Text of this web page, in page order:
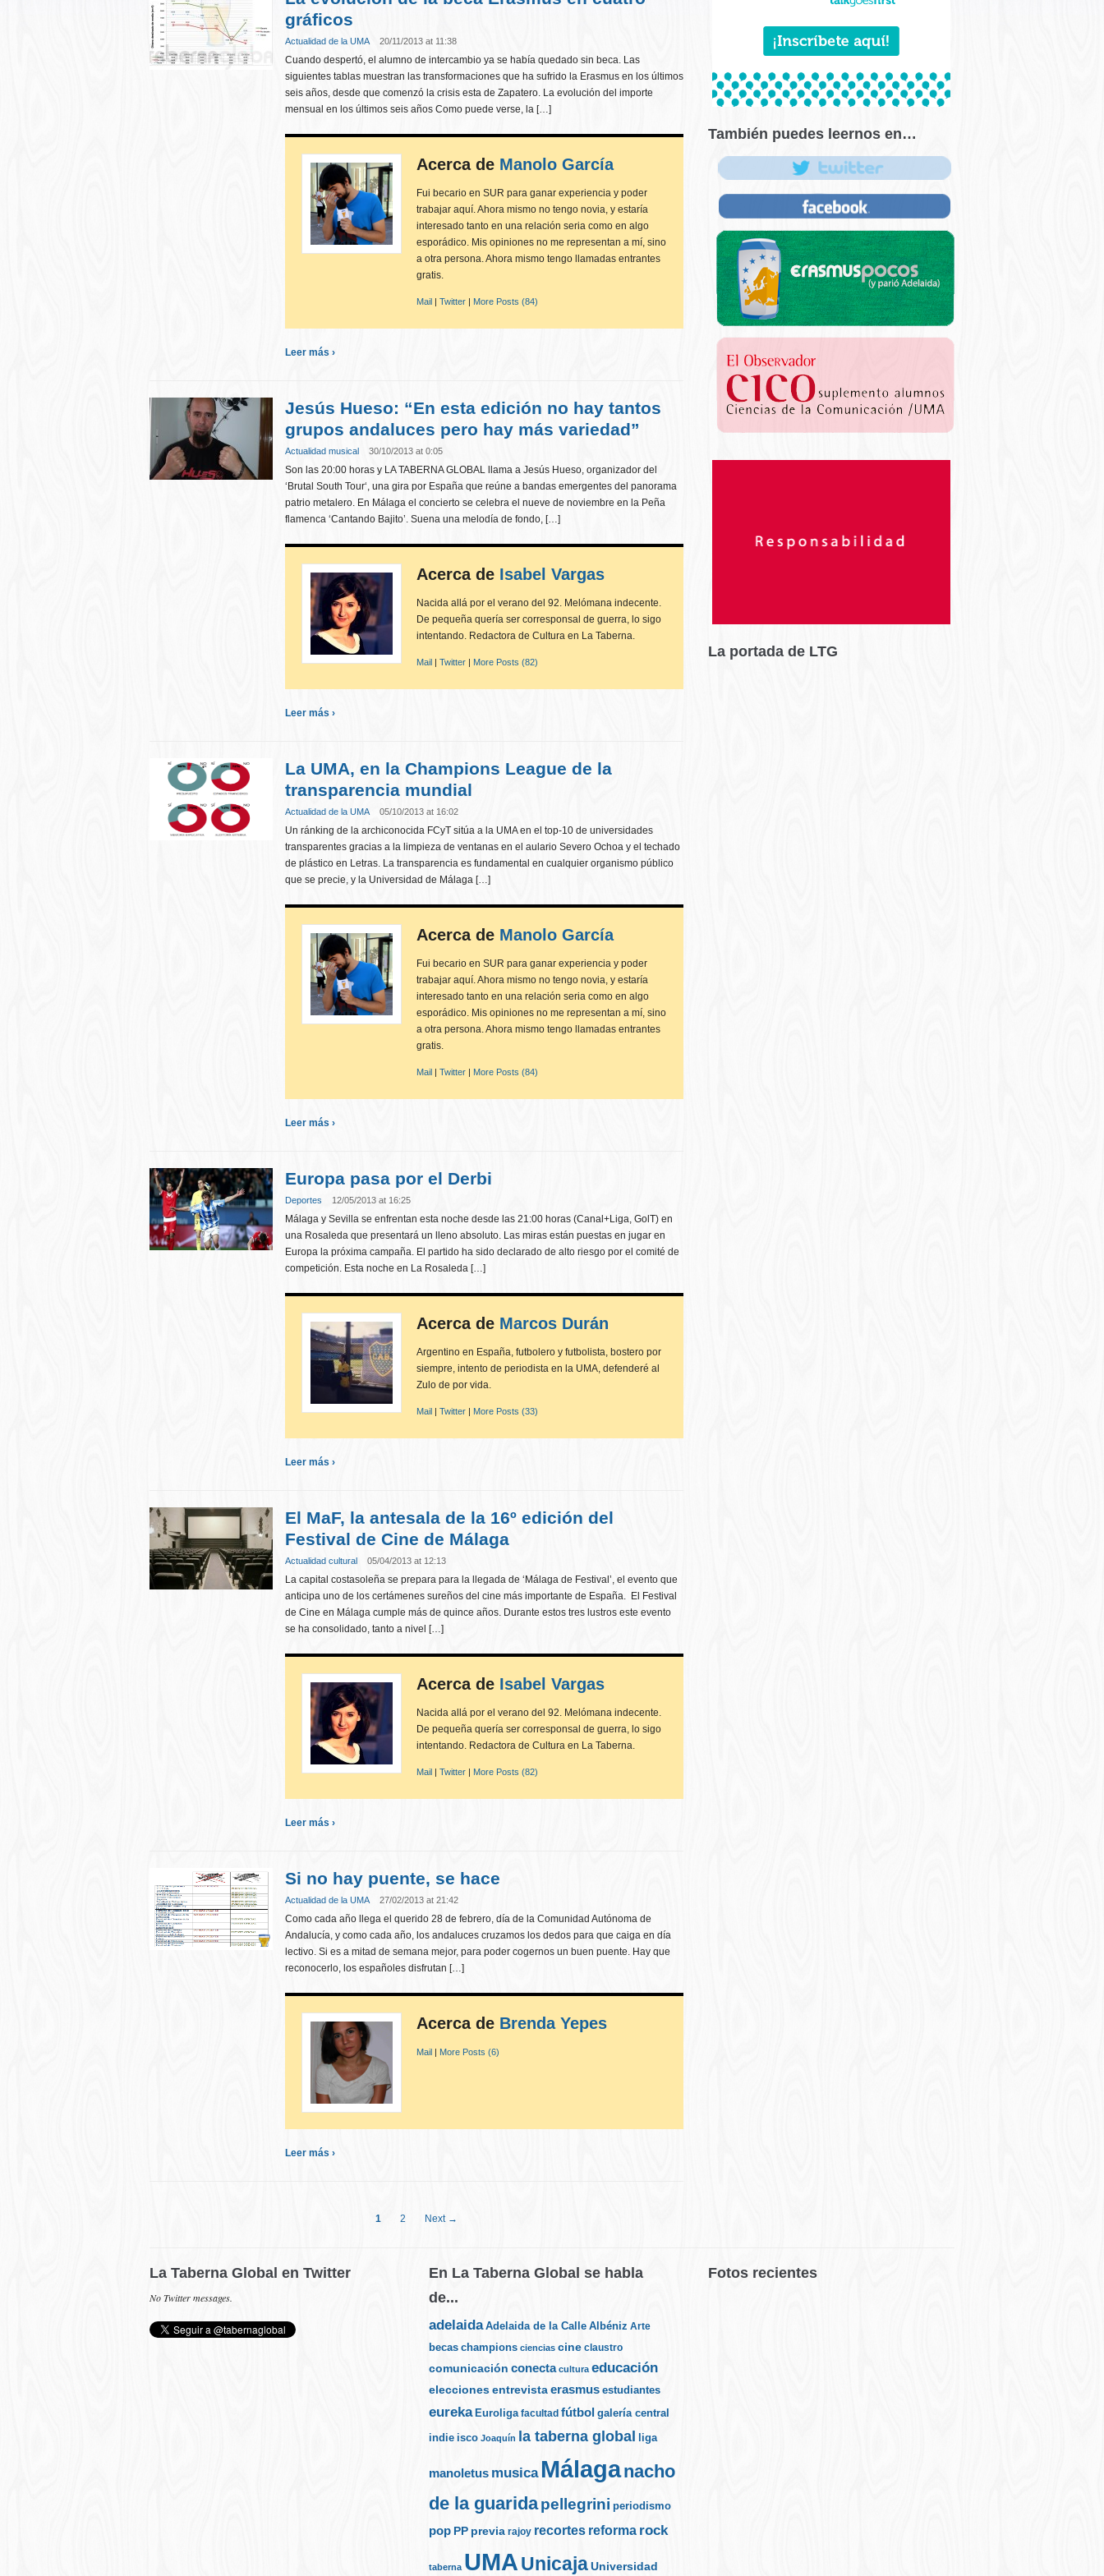
gráficos
Actualidad de la UMA 20/11/2013 at 11:38
Cuando despertó, el alumno de intercambio ya se había quedado sin beca. Las
siguientes tablas muestran las transformaciones que ha sufrido la Erasmus en los últimos
seis años, desde que comenzó la crisis esta de Zapatero. La evolución del importe
mensual en los últimos seis años Como puede verse, la […]
Acerca de Manolo García
Fui becario en SUR para ganar experiencia y poder
trabajar aquí. Ahora mismo no tengo novia, y estaría
interesado tanto en una relación seria como en algo
esporádico. Mis opiniones no me representan a mí, sino
a otra persona. Ahora mismo tengo llamadas entrantes
gratis.
Mail | Twitter | More Posts (84)
Leer más ›
Jesús Hueso: “En esta edición no hay tantos
grupos andaluces pero hay más variedad”
Actualidad musical 30/10/2013 at 0:05
Son las 20:00 horas y LA TABERNA GLOBAL llama a Jesús Hueso, organizador del
‘Brutal South Tour‘, una gira por España que reúne a bandas emergentes del panorama
patrio metalero. En Málaga el concierto se celebra el nueve de noviembre en la Peña
flamenca ‘Cantando Bajito’. Suena una melodía de fondo, […]
Acerca de Isabel Vargas
Nacida allá por el verano del 92. Melómana indecente.
De pequeña quería ser corresponsal de guerra, lo sigo
intentando. Redactora de Cultura en La Taberna.
Mail | Twitter | More Posts (82)
Leer más ›
La UMA, en la Champions League de la
transparencia mundial
Actualidad de la UMA 05/10/2013 at 16:02
Un ránking de la archiconocida FCyT sitúa a la UMA en el top-10 de universidades
transparentes gracias a la limpieza de ventanas en el aulario Severo Ochoa y el techado
de plástico en Letras. La transparencia es fundamental en cualquier organismo público
que se precie, y la Universidad de Málaga […]
Acerca de Manolo García
Fui becario en SUR para ganar experiencia y poder
trabajar aquí. Ahora mismo no tengo novia, y estaría
interesado tanto en una relación seria como en algo
esporádico. Mis opiniones no me representan a mí, sino
a otra persona. Ahora mismo tengo llamadas entrantes
gratis.
Mail | Twitter | More Posts (84)
Leer más ›
Europa pasa por el Derbi
Deportes 12/05/2013 at 16:25
Málaga y Sevilla se enfrentan esta noche desde las 21:00 horas (Canal+Liga, GolT) en
una Rosaleda que presentará un lleno absoluto. Las miras están puestas en jugar en
Europa la próxima campaña. El partido ha sido declarado de alto riesgo por el comité de
competición. Esta noche en La Rosaleda […]
Acerca de Marcos Durán
Argentino en España, futbolero y futbolista, bostero por
siempre, intento de periodista en la UMA, defenderé al
Zulo de por vida.
Mail | Twitter | More Posts (33)
Leer más ›
El MaF, la antesala de la 16º edición del
Festival de Cine de Málaga
Actualidad cultural 05/04/2013 at 12:13
La capital costasoleña se prepara para la llegada de ‘Málaga de Festival’, el evento que
anticipa uno de los certámenes sureños del cine más importante de España. El Festival
de Cine en Málaga cumple más de quince años. Durante estos tres lustros este evento
se ha consolidado, tanto a nivel […]
Acerca de Isabel Vargas
Nacida allá por el verano del 92. Melómana indecente.
De pequeña quería ser corresponsal de guerra, lo sigo
intentando. Redactora de Cultura en La Taberna.
Mail | Twitter | More Posts (82)
Leer más ›
Si no hay puente, se hace
Actualidad de la UMA 27/02/2013 at 21:42
Como cada año llega el querido 28 de febrero, día de la Comunidad Autónoma de
Andalucía, y como cada año, los andaluces cruzamos los dedos para que caiga en día
lectivo. Si es a mitad de semana mejor, para poder cogernos un buen puente. Hay que
reconocerlo, los españoles disfrutan […]
Acerca de Brenda Yepes
Mail | More Posts (6)
Leer más ›
1 2 Next →
También puedes leernos en…
La portada de LTG
La Taberna Global en Twitter
No Twitter messages.
En La Taberna Global se habla
de...
adelaida Adelaida de la Calle Albéniz Arte
becas champions ciencias cine claustro
comunicación conecta cultura educación
elecciones entrevista erasmus estudiantes
eureka Euroliga facultad fútbol galería central
indie isco Joaquín la taberna global liga
manoletus musica Málaganacho
de la guaridapellegrini periodismo
pop PP previa rajoy recortes reforma rock
taberna UMA UnicajaUniversidad
Fotos recientes